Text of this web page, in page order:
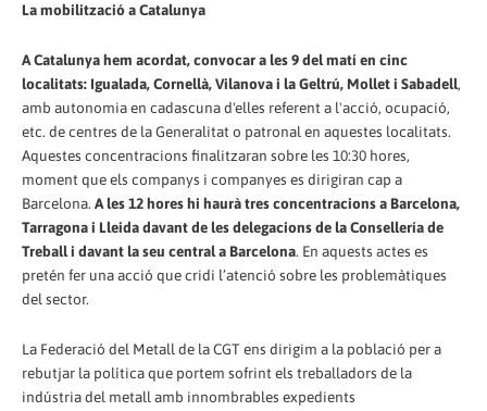
La mobilització a Catalunya
A Catalunya hem acordat, convocar a les 9 del matí en cinc
localitats: Igualada, Cornellà, Vilanova i la Geltrú, Mollet i Sabadell,
amb autonomia en cadascuna d'elles referent a l'acció, ocupació,
etc. de centres de la Generalitat o patronal en aquestes localitats.
Aquestes concentracions finalitzaran sobre les 10:30 hores,
moment que els companys i companyes es dirigiran cap a
Barcelona. A les 12 hores hi haurà tres concentracions a Barcelona,
Tarragona i Lleida davant de les delegacions de la Consellería de
Treball i davant la seu central a Barcelona. En aquests actes es
pretén fer una acció que cridi l’atenció sobre les problemàtiques
del sector.
La Federació del Metall de la CGT ens dirigim a la població per a
rebutjar la política que portem sofrint els treballadors de la
indústria del metall amb innombrables expedients